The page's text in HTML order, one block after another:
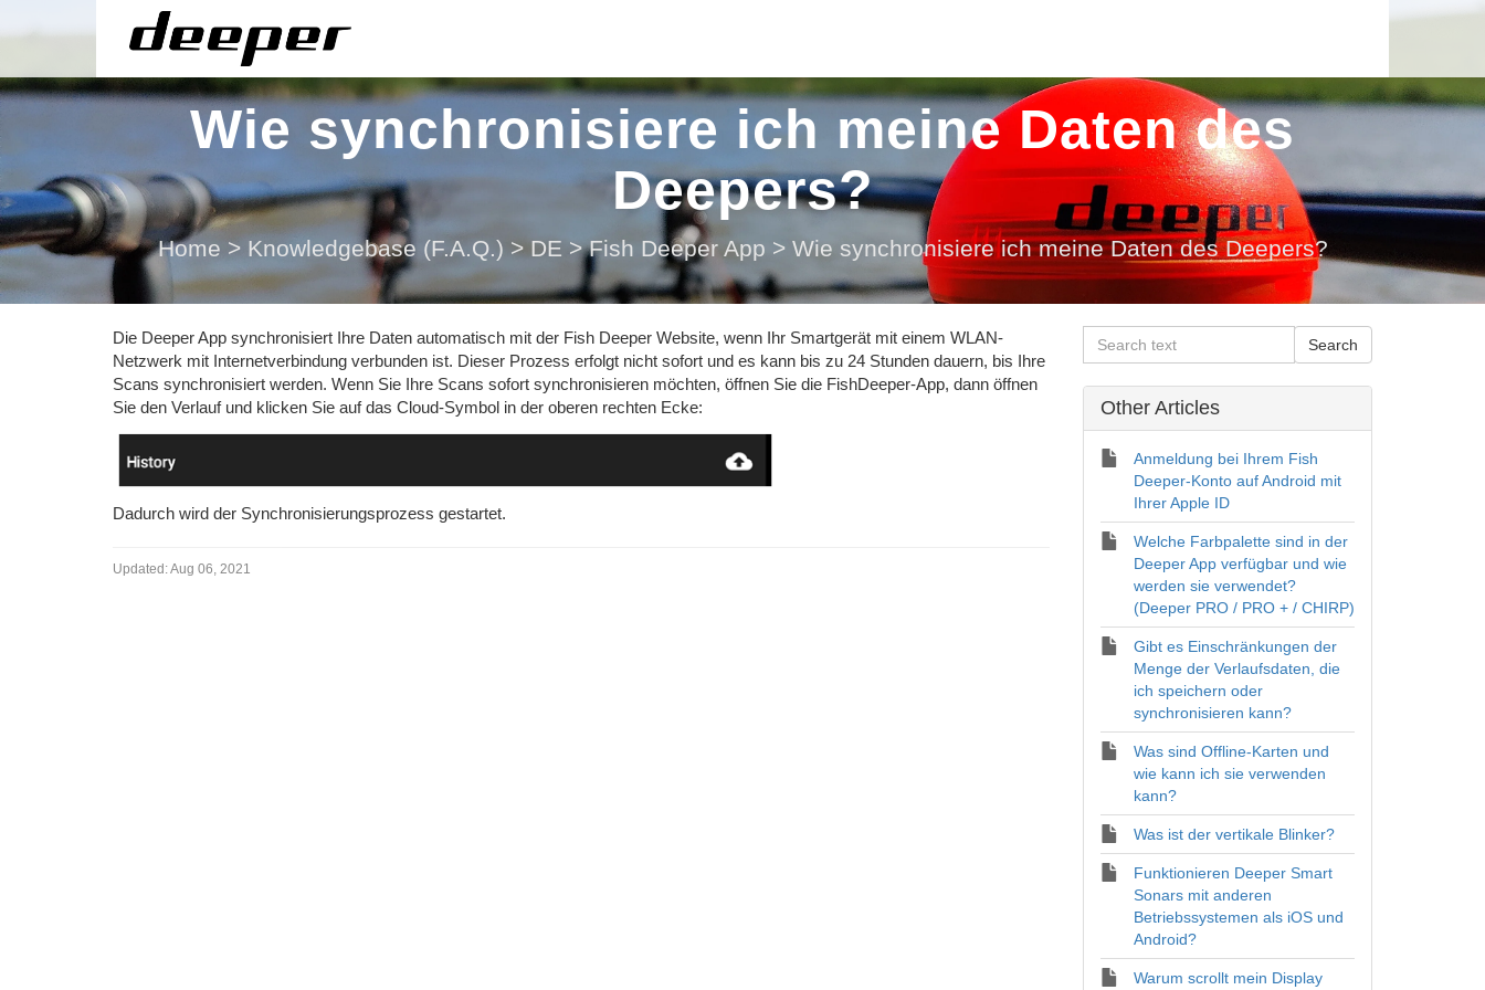
Wie synchronisiere ich meine Daten des
Deepers?
Home > Knowledgebase (F.A.Q.) > DE > Fish Deeper App > Wie synchronisiere ich meine Daten des Deepers?
Die Deeper App synchronisiert Ihre Daten automatisch mit der Fish Deeper Website, wenn Ihr Smartgerät mit einem WLAN-
Netzwerk mit Internetverbindung verbunden ist. Dieser Prozess erfolgt nicht sofort und es kann bis zu 24 Stunden dauern, bis Ihre
Scans synchronisiert werden. Wenn Sie Ihre Scans sofort synchronisieren möchten, öffnen Sie die FishDeeper-App, dann öffnen
Sie den Verlauf und klicken Sie auf das Cloud-Symbol in der oberen rechten Ecke:
Dadurch wird der Synchronisierungsprozess gestartet.
Updated:Aug 06, 2021
Other Articles
Anmeldung bei Ihrem Fish
Deeper-Konto auf Android mit
Ihrer Apple ID
Welche Farbpalette sind in der
Deeper App verfügbar und wie
werden sie verwendet?
(Deeper PRO / PRO + / CHIRP)
Gibt es Einschränkungen der
Menge der Verlaufsdaten, die
ich speichern oder
synchronisieren kann?
Was sind Offline-Karten und
wie kann ich sie verwenden
kann?
Was ist der vertikale Blinker?
Funktionieren Deeper Smart
Sonars mit anderen
Betriebssystemen als iOS und
Android?
Warum scrollt mein Display